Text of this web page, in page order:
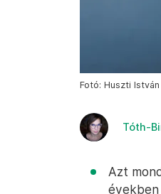
Fotó: Huszti
Tóth-
Azt
években